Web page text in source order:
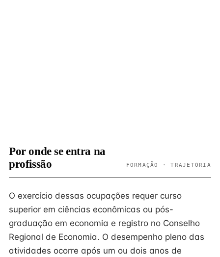
Por onde se entra na
profissão
FORMAÇÃO · TRAJETÓRIA
O exercício dessas ocupações requer curso
superior em ciências econômicas ou pós-
graduação em economia e registro no Conselho
Regional de Economia. O desempenho pleno das
atividades ocorre após um ou dois anos de